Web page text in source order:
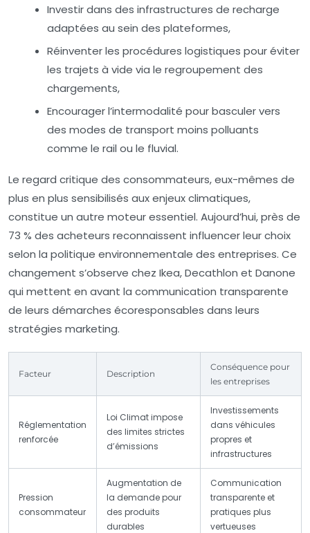
Investir dans des infrastructures de recharge
adaptées au sein des plateformes,
Réinventer les procédures logistiques pour éviter
les trajets à vide via le regroupement des
chargements,
Encourager l’intermodalité pour basculer vers
des modes de transport moins polluants
comme le rail ou le fluvial.
Le regard critique des consommateurs, eux-mêmes de
plus en plus sensibilisés aux enjeux climatiques,
constitue un autre moteur essentiel. Aujourd’hui, près de
73 % des acheteurs reconnaissent influencer leur choix
selon la politique environnementale des entreprises. Ce
changement s’observe chez Ikea, Decathlon et Danone
qui mettent en avant la communication transparente
de leurs démarches écoresponsables dans leurs
stratégies marketing.
Facteur Description
Conséquence pour
les entreprises
Réglementation
renforcée
Loi Climat impose
des limites strictes
d’émissions
Investissements
dans véhicules
propres et
infrastructures
Pression
consommateur
Augmentation de
la demande pour
des produits
durables
Communication
transparente et
pratiques plus
vertueuses